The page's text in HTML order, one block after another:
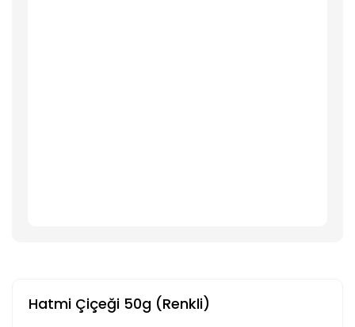
Hatmi Çiçeği 50g (Renkli)